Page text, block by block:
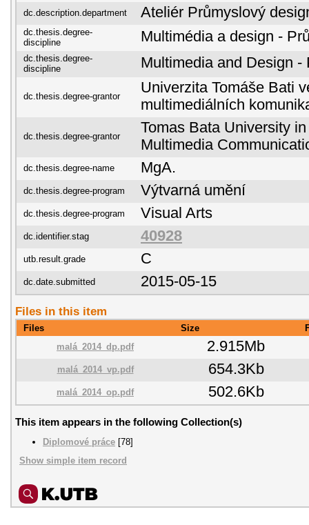
dc.description.department Ateliér Průmyslový
dc.thesis.degree-
discipline
Multimédia a design -
dc.thesis.degree-
discipline
Multimedia and Design -
dc.thesis.degree-grantor
Univerzita Tomáše Bati
multimediálních
dc.thesis.degree-grantor
Tomas Bata University
Multimedia
dc.thesis.degree-name MgA.
dc.thesis.degree-program Výtvarná umění
dc.thesis.degree-program Visual Arts
dc.identifier.stag 40928
utb.result.grade C
dc.date.submitted 2015-05-15
Files in this item
Files Size
malá_2014_dp.pdf
2.915Mb
malá_2014_vp.pdf 654.3Kb
malá_2014_op.pdf 502.6Kb
This item appears in the following Collection(s)
Diplomové práce [78]
Show simple item record